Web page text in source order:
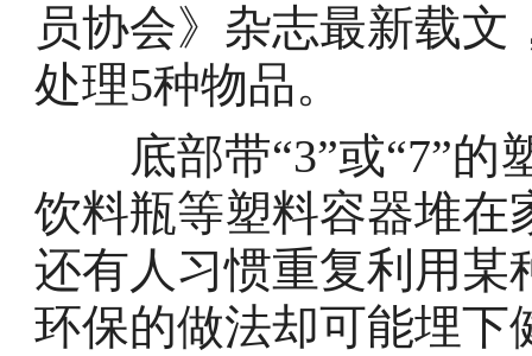
员协会》杂志最新载
处理5种物品。
底部带“3”或“7”的
饮料瓶等塑料容器堆在
还有人习惯重复利用某
环保的做法却可能埋下